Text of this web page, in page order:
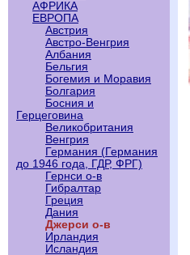
АФРИКА
ЕВРОПА
Австрия
Австро-Венгрия
Албания
Бельгия
Богемия и Моравия
Болгария
Босния и
Герцеговина
Великобритания
Венгрия
Германия (Германия
до 1946 года, ГДР, ФРГ)
Гернси о-в
Гибралтар
Греция
Дания
Джерси о-в
Ирландия
Исландия